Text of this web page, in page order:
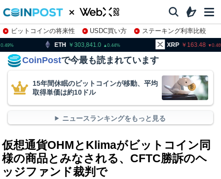
ビットコインの将来性 USDC買い方
ステーキング利率比較
株特集・関連銘柄
303,841.0 0.44 XRP 163.48 BNB
CoinPostで今最も読まれています
15年間休眠のビットコインが移動、平均
取得単価は約10ドル
ニュースランキングをもっと見る
仮想通貨OHMとKlimaがビットコイン同
様の商品とみなされる、CFTC勝訴のヘ
ッジファンド裁判で